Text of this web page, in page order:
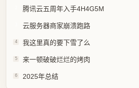
腾讯云五周年入手4H4G5M
云服务器商家崩溃跑路
4 我这里真的要下雪了么
5 来一顿破破烂烂的烤肉
6 2025年总结